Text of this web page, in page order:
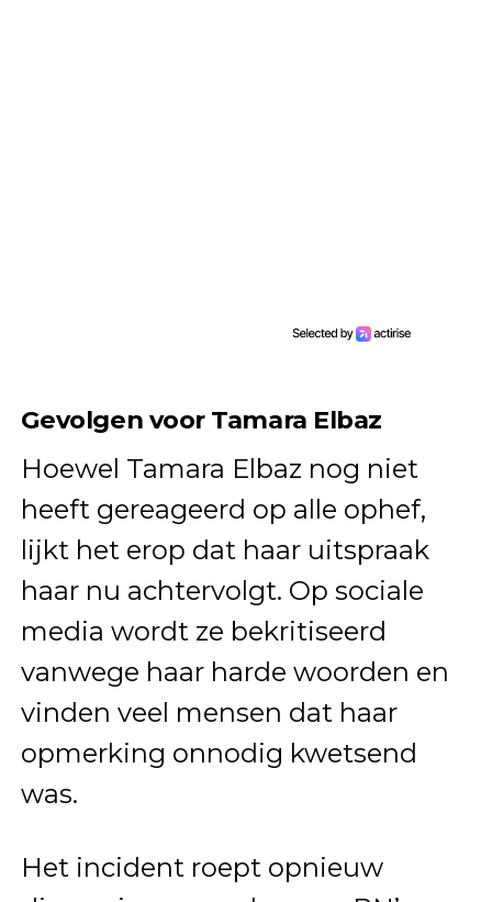
Gevolgen voor Tamara Elbaz
Hoewel Tamara Elbaz nog niet
heeft gereageerd op alle ophef,
lijkt het erop dat haar uitspraak
haar nu achtervolgt. Op sociale
media wordt ze bekritiseerd
vanwege haar harde woorden en
vinden veel mensen dat haar
opmerking onnodig kwetsend
was.
Het incident roept opnieuw